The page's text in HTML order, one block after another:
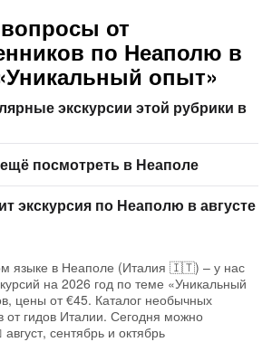
от
по Неаполю в
опыт»
экскурсии этой рубрики в
посмотреть в Неаполе
экскурсия по Неаполю в августе
языке в Неаполе (Италия 🇮🇹) – у нас
на 2026 год по теме «Уникальный
цены от €45. Каталог необычных
от гидов Италии. Сегодня можно
сентябрь и октябрь